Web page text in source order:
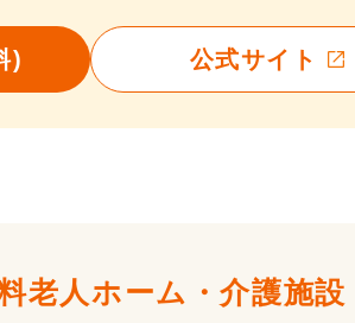
) 公式サイト
老人ホーム・介護施設